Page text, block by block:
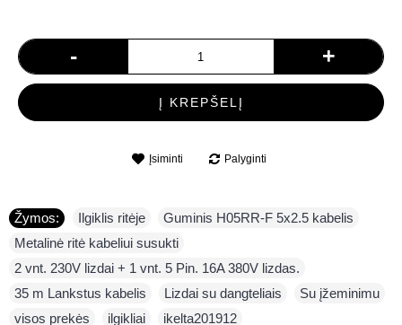
- +
Į KREPŠELĮ
Įsiminti Palyginti
Žymos: Ilgiklis ritėje Guminis H05RR-F 5x2.5 kabelis
Metalinė ritė kabeliui susukti
2 vnt. 230V lizdai + 1 vnt. 5 Pin. 16A 380V lizdas.
35 m Lankstus kabelis
Lizdai su dangteliais Su įžeminimu
visos prekės
ilgikliai ikelta201912